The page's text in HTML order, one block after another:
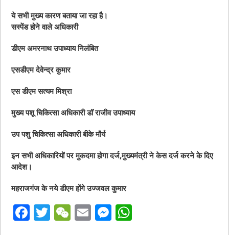
ये सभी मुख्य कारण बताया जा रहा है।
सस्पेंड होने वाले अधिकारी
डीएम अमरनाथ उपाध्याय निलंबित
एसडीएम देवेन्द्र कुमार
एस डीएम सत्यम मिश्रा
मुख्य पशू चिकित्सा अधिकारी डॉ राजीव उपाध्याय
उप पशु चिकित्सा अधिकारी बीके मौर्य
इन सभी अधिकारियों पर मुकदमा होगा दर्ज,मुख्यमंत्री ने केस दर्ज करने के दिए
आदेश।
महराजगंज के नये डीएम होंगे उज्जवल कुमार
F
T
W E
M